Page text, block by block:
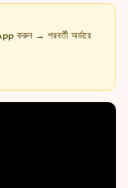
করুন → পরবর্তী অর্ডারে